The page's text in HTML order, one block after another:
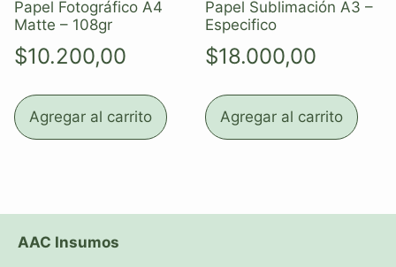
Papel Fotográfico A4
Matte – 108gr
$10.200,00
Agregar al carrito
Papel Sublimación A3 –
Especifico
$18.000,00
Agregar al carrito
AAC Insumos